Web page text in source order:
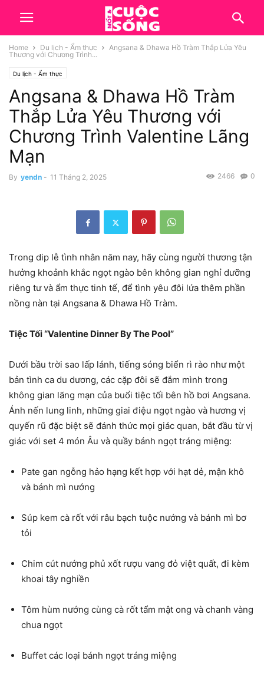
Home Du lịch - Ẩm thực
Angsana & Dhawa Hồ Tràm Thắp Lửa Yêu
Thương với Chương Trình...
Du lịch - Ẩm thực
Angsana & Dhawa Hồ Tràm
Thắp Lửa Yêu Thương với
Chương Trình Valentine Lãng
Mạn
By yendn - 11 Tháng 2, 2025 0
2466
Trong dip lễ tình nhân năm nay, hãy cùng người thương tận
hưởng khoảnh khắc ngọt ngào bên không gian nghỉ dưỡng
riêng tư và ẩm thực tinh tế, để tình yêu đôi lứa thêm phần
nồng nàn tại Angsana & Dhawa Hồ Tràm.
Tiệc Tối “Valentine Dinner By The Pool”
Dưới bầu trời sao lấp lánh, tiếng sóng biển rì rào như một
bản tình ca du dương, các cặp đôi sẽ đắm mình trong
không gian lãng mạn của buổi tiệc tối bên hồ bơi Angsana.
Ánh nến lung linh, những giai điệu ngọt ngào và hương vị
quyến rũ đặc biệt sẽ đánh thức mọi giác quan, bắt đầu từ vị
giác với set 4 món Âu và quầy bánh ngọt tráng miệng:
Pate gan ngỗng hảo hạng kết hợp với hạt dẻ, mận khô
và bánh mì nướng
Súp kem cà rốt với râu bạch tuộc nướng và bánh mì bơ
tỏi
Chim cút nướng phủ xốt rượu vang đỏ việt quất, đi kèm
khoai tây nghiền
Tôm hùm nướng cùng cà rốt tẩm mật ong và chanh vàng
chua ngọt
Buffet các loại bánh ngọt tráng miệng